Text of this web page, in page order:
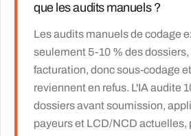
que les audits manuels ?
Les audits manuels de codage
seulement 5-10 % des
facturation, donc sous-codage
reviennent en refus. L'IA audite
dossiers avant soumission,
payeurs et LCD/NCD actuelles,